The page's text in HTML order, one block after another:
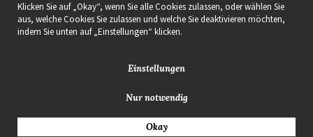
2021 Delightful Hair
Klicken Sie auf „Okay“, wenn Sie alle Cookies zulassen, oder wählen Sie
aus, welche Cookies Sie zulassen und welche Sie deaktivieren möchten,
indem Sie unten auf „Einstellungen“ klicken.
Einstellungen
Nur notwendig
Okay